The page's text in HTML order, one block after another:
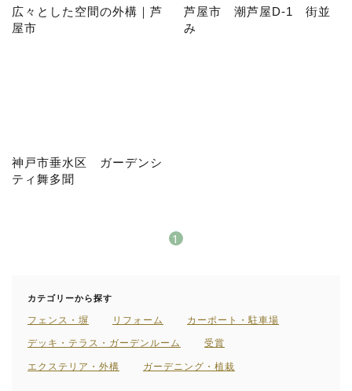
広々とした空間の外構｜芦
屋市
芦屋市 潮芦屋D-1 街並
み
神戸市垂水区 ガーデンシ
ティ舞多聞
1
カテゴリーから探す
フェンス・塀 リフォーム カーポート・駐車場
デッキ・テラス・ガーデンルーム 受賞
エクステリア・外構 ガーデニング・植栽